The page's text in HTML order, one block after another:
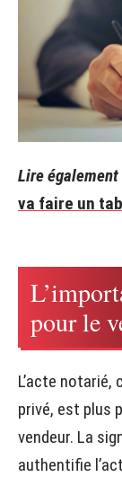
Lire également
va faire un
pour le
L’acte
privé, est plus
vendeur. La
authentifie